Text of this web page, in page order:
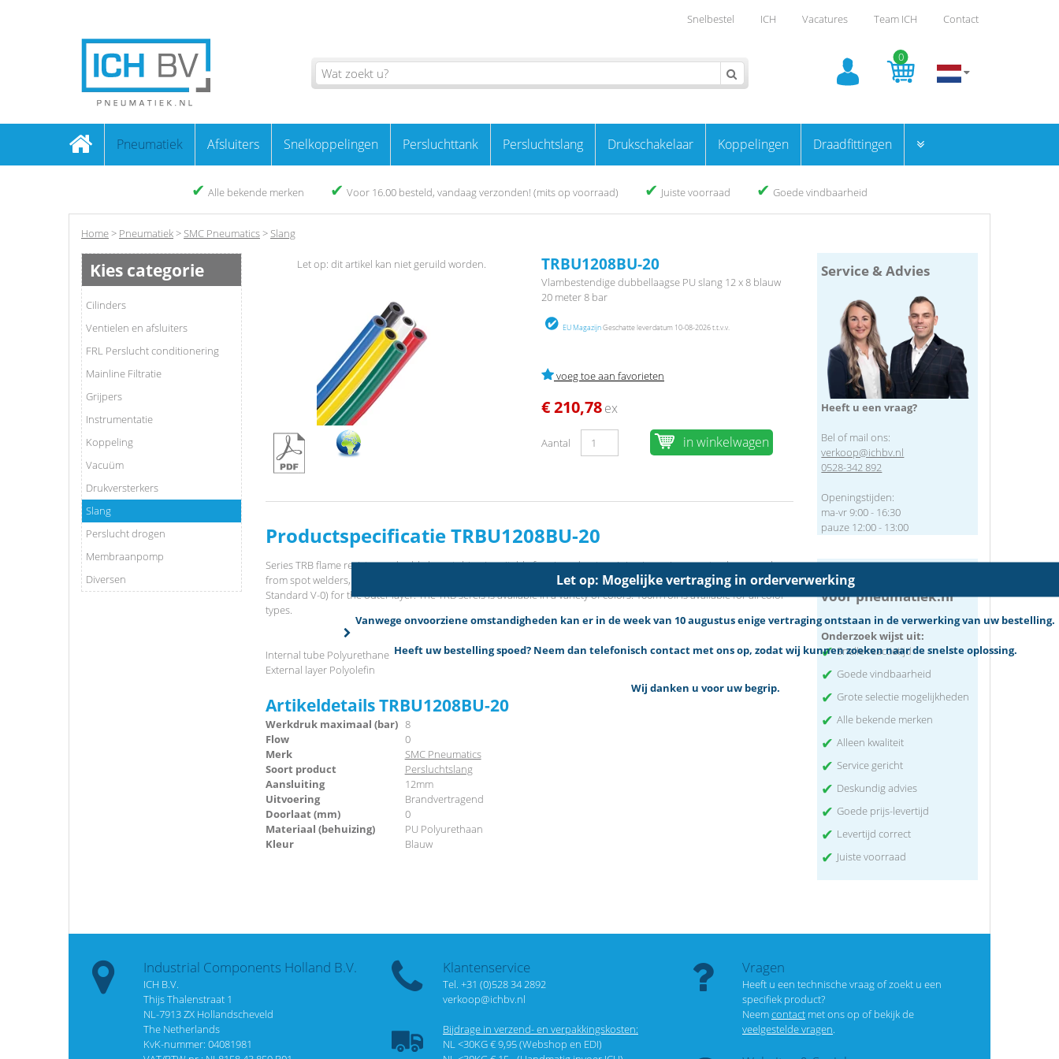
Snelbestel ICH Vacatures Team ICH Contact
0
Pneumatiek Afsluiters Snelkoppelingen Persluchttank Persluchtslang Drukschakelaar Koppelingen Draadfittingen
✔ Alle bekende merken ✔ Voor 16.00 besteld, vandaag verzonden! (mits op voorraad) ✔ Juiste voorraad ✔ Goede vindbaarheid
Let op: Mogelijke vertraging in orderverwerking
Vanwege onvoorziene omstandigheden kan er in de week van 10 augustus enige vertraging ontstaan in de verwerking van uw bestelling.
Heeft uw bestelling spoed? Neem dan telefonisch contact met ons op, zodat wij kunnen zoeken naar de snelste oplossing.
Wij danken u voor uw begrip.
Home> Pneumatiek>SMC Pneumatics>Slang
Kies categorie
Cilinders
Ventielen en afsluiters
FRL Perslucht conditionering
Mainline Filtratie
Grijpers
Instrumentatie
Koppeling
Vacuüm
Drukversterkers
Slang
Perslucht drogen
Membraanpomp
Diversen
Let op: dit artikel kan niet geruild worden. TRBU1208BU-20
Vlambestendige dubbellaagse PU slang 12 x 8 blauw
20 meter 8 bar
EU MagazijnGeschatte leverdatum 10-08-2026 t.t.v.v.
voeg toe aan favorieten
€ 210,78ex
Aantal in winkelwagen
Productspecificatie TRBU1208BU-20
Series TRB flame resistance double layer tubing is suitable for air and water piping in environments where sparks
from spot welders, etc., may be a problem. The double layer design uses a flame resistant resin (equivalent to UL-94
Standard V-0) for the outer layer. The TRB sereis is available in a variety of colors. 100m roll is available for all color
types.
Internal tube Polyurethane
External layer Polyolefin
Artikeldetails TRBU1208BU-20
Werkdruk maximaal (bar) 8
Flow
0
Merk
SMC Pneumatics
Soort product
Persluchtslang
Aansluiting
12mm
Uitvoering
Brandvertragend
Doorlaat (mm)
0
Materiaal (behuizing)
PU Polyurethaan
Kleur
Blauw
Service & Advies
Heeft u een vraag?
Bel of mail ons:
verkoop@ichbv.nl
0528-342 892
Openingstijden:
ma-vr 9:00 - 16:30
pauze 12:00 - 13:00
Waarom kiest de klant
voor pneumatiek.nl
Onderzoek wijst uit:
✔ Snelle reactietijd
✔ Goede vindbaarheid
✔ Grote selectie mogelijkheden
✔ Alle bekende merken
✔ Alleen kwaliteit
✔ Service gericht
✔ Deskundig advies
✔ Goede prijs-levertijd
✔ Levertijd correct
✔ Juiste voorraad
Industrial Components Holland B.V.
ICH B.V.
Thijs Thalenstraat 1
NL-7913 ZX Hollandscheveld
The Netherlands
KvK-nummer: 04081981
Klantenservice
Tel. +31 (0)528 34 2892
verkoop@ichbv.nl
Bijdrage in verzend- en verpakkingskosten:
NL <30KG € 9,95 (Webshop en EDI)
Vragen
Heeft u een technische vraag of zoekt u een
specifiek product?
Neemcontact met ons op of bekijk de
veelgestelde vragen.